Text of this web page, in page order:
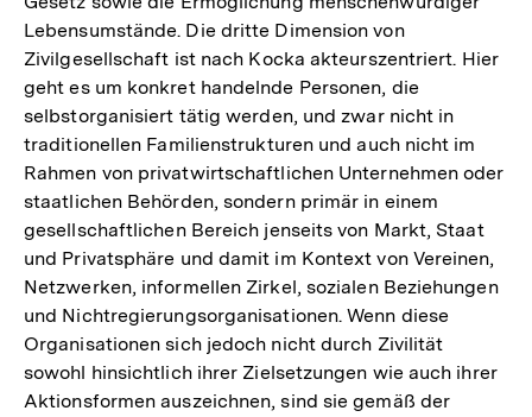
Lebensumstände. Die dritte Dimension von
Zivilgesellschaft ist nach Kocka akteurszentriert. Hier
geht es um konkret handelnde Personen, die
selbstorganisiert tätig werden, und zwar nicht in
traditionellen Familienstrukturen und auch nicht im
Rahmen von privatwirtschaftlichen Unternehmen oder
staatlichen Behörden, sondern primär in einem
gesellschaftlichen Bereich jenseits von Markt, Staat
und Privatsphäre und damit im Kontext von Vereinen,
Netzwerken, informellen Zirkel, sozialen Beziehungen
und Nichtregierungsorganisationen. Wenn diese
Organisationen sich jedoch nicht durch Zivilität
sowohl hinsichtlich ihrer Zielsetzungen wie auch ihrer
Aktionsformen auszeichnen, sind sie gemäß der